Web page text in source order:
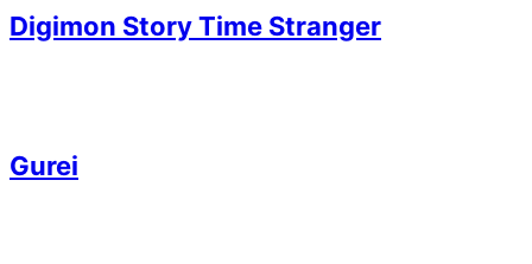
Digimon Story Time Stranger
Gurei